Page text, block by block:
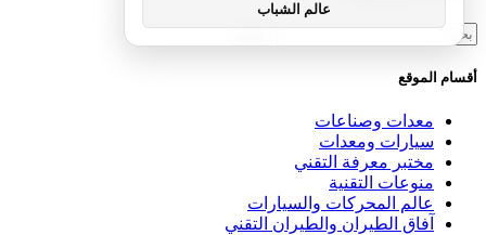
البحث
أقسام الموقع
معدات وصناعات
سيارات ومعدات
مختبر معرفة التقني
منوعات التقنية
عالم المحركات والسيارات
آفاق الطيران والطيران التقني
عالم الشباب